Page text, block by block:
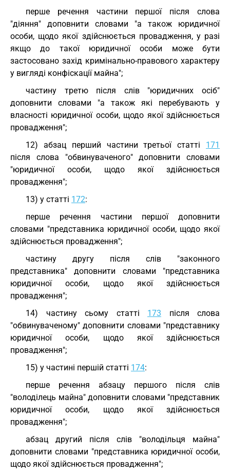
перше речення частини першої після слова
"діяння" доповнити словами "а також юридичної
особи, щодо якої здійснюється провадження, у разі
якщо до такої юридичної особи може бути
застосовано захід кримінально-правового характеру
у вигляді конфіскації майна";
частину третю після слів "юридичних осіб"
доповнити словами "а також які перебувають у
власності юридичної особи, щодо якої здійснюється
провадження";
12) абзац перший частини третьої статті 171
після слова "обвинуваченого" доповнити словами
"юридичної особи, щодо якої здійснюється
провадження";
13) у статті 172:
перше речення частини першої доповнити
словами "представника юридичної особи, щодо якої
здійснюється провадження";
частину другу після слів "законного
представника" доповнити словами "представника
юридичної особи, щодо якої здійснюється
провадження";
14) частину сьому статті 173 після слова
"обвинуваченому" доповнити словами "представнику
юридичної особи, щодо якої здійснюється
провадження";
15) у частині першій статті 174:
перше речення абзацу першого після слів
"володілець майна" доповнити словами "представник
юридичної особи, щодо якої здійснюється
провадження";
абзац другий після слів "володільця майна"
доповнити словами "представника юридичної особи,
щодо якої здійснюється провадження";